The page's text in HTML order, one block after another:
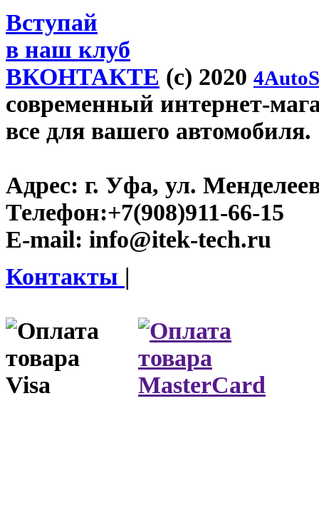
Вступай
в наш клуб
ВКОНТАКТЕ (c) 2020
современный интернет-
все для вашего автомобиля.
Адрес: г. Уфа, ул.
Телефон:+7(908)911-66-15
E-mail: info@itek-tech.ru
Контакты |